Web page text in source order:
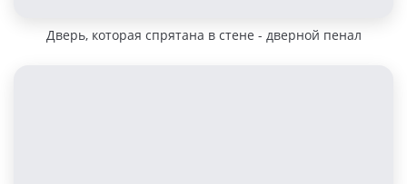
Дверь, которая спрятана в стене - дверной пенал